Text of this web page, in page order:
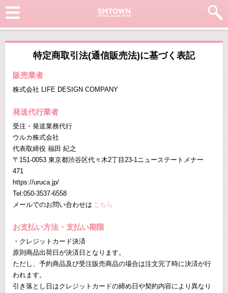
特定商取引法(通信販売法)に基づく表記
販売業者
株式会社 LIFE DESIGN COMPANY
発送代行業者
受注・発送業務代行
ウルカ株式会社
代表取締役 福田 紀之
〒151-0053 東京都渋谷区代々木2丁目23-1ニューステートメナー
471
https://uruca.jp/
Tel:050-3537-6558
メールでのお問い合わせは こちら
お支払い方法・支払い期限
・クレジットカード決済
原則商品出荷日が決済日となります。
ただし、予約商品及び受注販売商品の場合は注文完了時に決済が行
われます。
引き落とし日はクレジットカードの締め日や契約内容により異なり